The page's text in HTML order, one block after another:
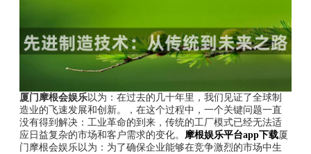
厦门摩根会娱乐以为：在过去的几十年里，我们见证了全球制
造业的飞速发展和创新。，在这个过程中，一个关键问题一直
没有得到解决：工业革命的到来，传统的工厂模式已经无法适
应日益复杂的市场和客户需求的变化。 摩根娱乐平台app下载厦
门摩根会娱乐以为：为了确保企业能够在竞争激烈的市场中生